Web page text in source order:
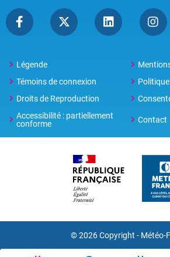
Légende
Témoins de connexion
Droits de Reproduction
Accessibilité : partiellement
conforme
Contact
© 2026 Copyright - Météo-